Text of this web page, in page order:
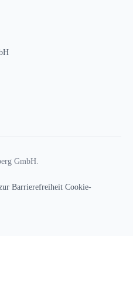
GmbH.
Barrierefreiheit Cookie-